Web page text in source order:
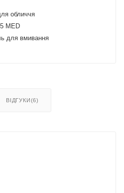
обличчя
MED
для вмивання
ВІДГУКИ(6)